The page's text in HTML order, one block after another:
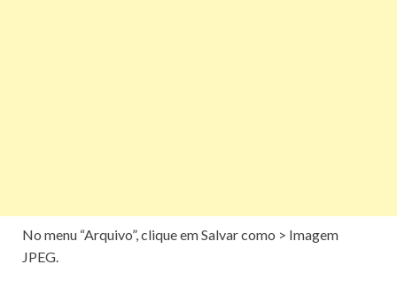
No menu “Arquivo”, clique em Salvar como > Imagem
JPEG.